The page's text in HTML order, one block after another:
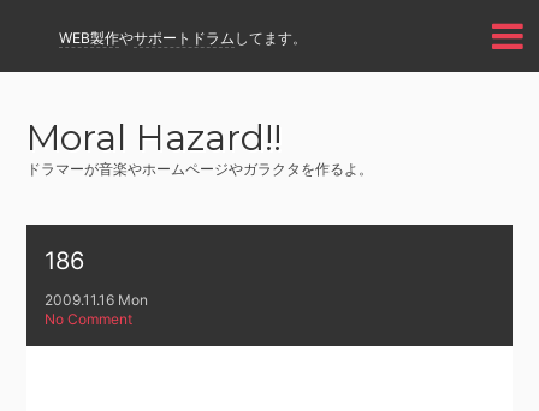
WEB製作やサポートドラム してます。
Moral Hazard!!
ドラマーが音楽やホームページやガラクタを作るよ。
186
2009.11.16 Mon
No Comment